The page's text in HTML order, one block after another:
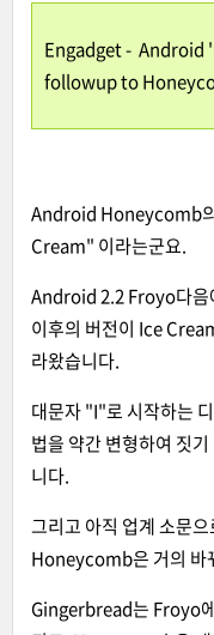
Engadget- Android
followup to
Android Honeycomb
Cream" 이라는군요.
Android 2.2 Froyo다
이후의 버전이 Ice
라왔습니다.
대문자 "I"로 시작하는
법을 약간 변형하여 짓
니다.
그리고 아직 업계 소문
Honeycomb은 거의 바
Gingerbread는 Froyo